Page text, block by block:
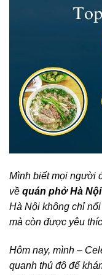
Mình biết mọi người
về quán phở Hà Nội
Hà Nội không chỉ
mà còn được yêu
Hôm nay, mình –
quanh thủ đô để